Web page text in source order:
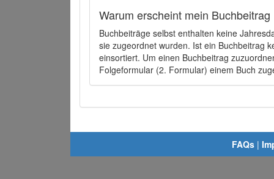
Warum erscheint mein
Buchbeiträge selbst enthalten keine
sie zugeordnet wurden. Ist ein Buchbeitrag
einsortiert. Um einen Buchbeitrag
Folgeformular (2. Formular) einem Buch
FAQs |